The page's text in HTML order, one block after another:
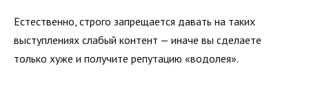
Естественно, строго запрещается давать на таких
выступлениях слабый контент — иначе вы сделаете
только хуже и получите репутацию «водолея».